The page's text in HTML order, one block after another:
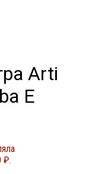
Arti
E
₽.